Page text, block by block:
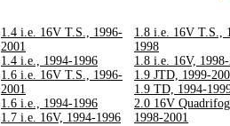
1.4 i.e. 16V T.S., 1996-
2001
1.4 i.e., 1994-1996
1.6 i.e. 16V T.S., 1996-
2001
1.6 i.e., 1994-1996
1.7 i.e. 16V, 1994-1996
1.8 i.e. 16V T.S.,
1998
1.8 i.e. 16V,
1.9 JTD, 1999-
1.9 TD, 1994-
2.0 16V
1998-2001